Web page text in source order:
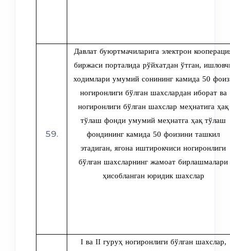
Давлат буюртмачиларига электрон
биржаси порталида рўйхатдан ўтган,
ходимлари умумий сонининг камида 50
ногиронлиги бўлган шахслардан иборат ва
ногиронлиги бўлган шахслар меҳнатига ҳақ
тўлаш фонди умумий меҳнатга ҳақ тўлаш
фондининг камида 50 фоизини ташкил
этадиган, ягона иштирокчиси ногиронлиги
бўлган шахсларнинг жамоат бирлашмалари
ҳисобланган юридик шахслар
I ва II гуруҳ ногиронлиги бўлган шахслар,